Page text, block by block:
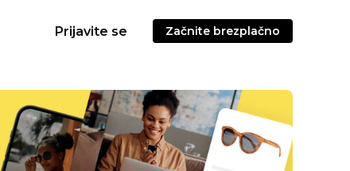
Prijavite se Začnite brezplačno